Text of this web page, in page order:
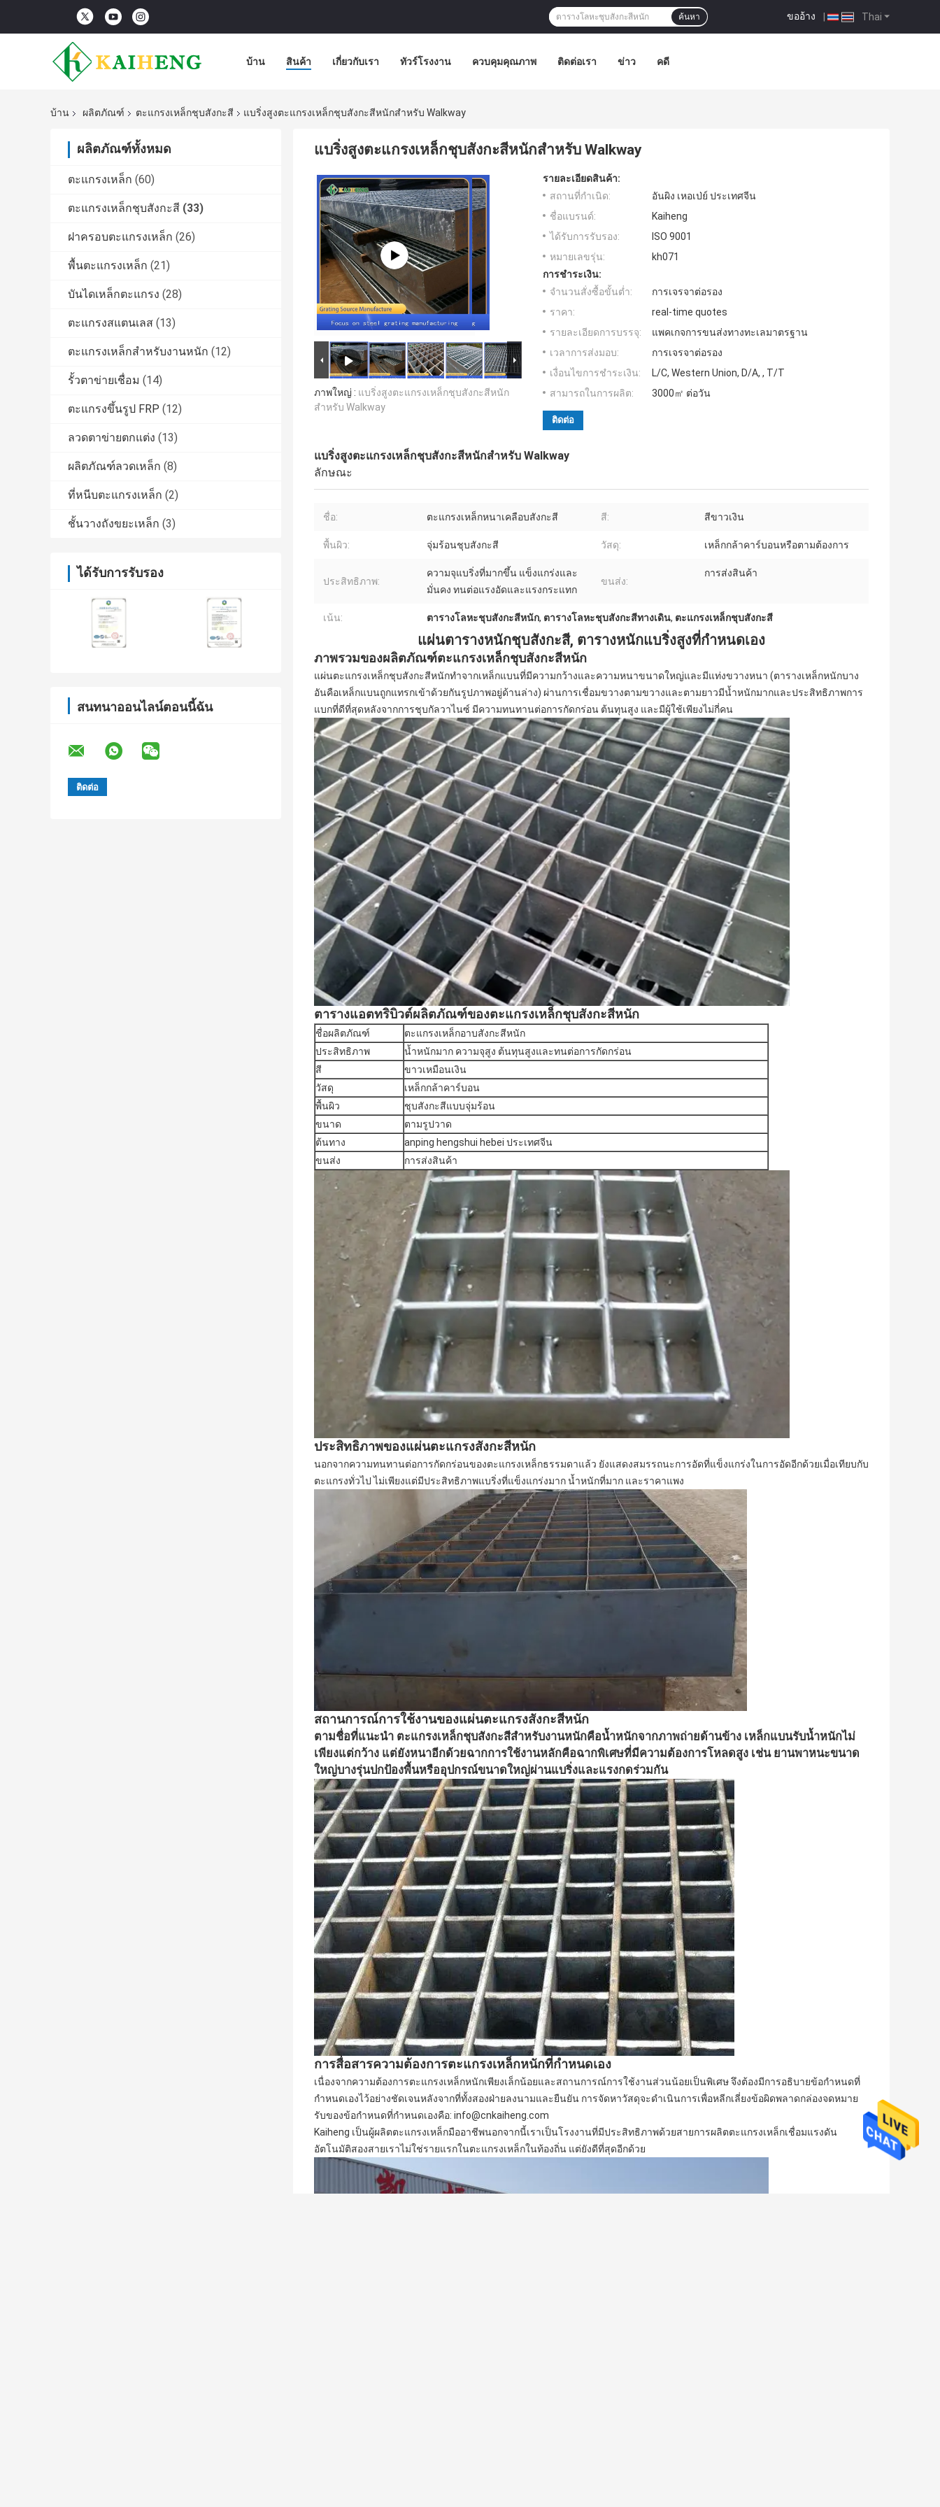
Thai
ขออ้าง |
ค้นหา
บ้าน สินค้า เกี่ยวกับเรา ทัวร์โรงงาน ควบคุมคุณภาพ ติดต่อเรา ข่าว คดี
บ้าน ผลิตภัณฑ์ ตะแกรงเหล็กชุบสังกะสี แบริ่งสูงตะแกรงเหล็กชุบสังกะสีหนักสำหรับ Walkway
ผลิตภัณฑ์ทั้งหมด
ตะแกรงเหล็ก (60)
ตะแกรงเหล็กชุบสังกะสี (33)
ฝาครอบตะแกรงเหล็ก (26)
พื้นตะแกรงเหล็ก (21)
บันไดเหล็กตะแกรง (28)
ตะแกรงสแตนเลส (13)
ตะแกรงเหล็กสำหรับงานหนัก (12)
รั้วตาข่ายเชื่อม (14)
ตะแกรงขึ้นรูป FRP (12)
ลวดตาข่ายตกแต่ง (13)
ผลิตภัณฑ์ลวดเหล็ก (8)
ที่หนีบตะแกรงเหล็ก (2)
ชั้นวางถังขยะเหล็ก (3)
ได้รับการรับรอง
สนทนาออนไลน์ตอนนี้ฉัน
แบริ่งสูงตะแกรงเหล็กชุบสังกะสีหนักสำหรับ Walkway
ภาพใหญ่ : แบริ่งสูงตะแกรงเหล็กชุบสังกะสีหนัก
สำหรับ Walkway
รายละเอียดสินค้า:
สถานที่กำเนิด:
อันผิง เหอเป่ย์ ประเทศจีน
ชื่อแบรนด์:
Kaiheng
ได้รับการรับรอง:
ISO 9001
หมายเลขรุ่น:
kh071
การชำระเงิน:
จำนวนสั่งซื้อขั้นต่ำ:
การเจรจาต่อรอง
ราคา:
real-time quotes
รายละเอียดการบรรจุ:
แพคเกจการขนส่งทางทะเลมาตรฐาน
เวลาการส่งมอบ:
การเจรจาต่อรอง
เงื่อนไขการชำระเงิน:
L/C, Western Union, D/A, , T/T
สามารถในการผลิต:
3000㎡ ต่อวัน
ติดต่อ
แบริ่งสูงตะแกรงเหล็กชุบสังกะสีหนักสำหรับ Walkway
ลักษณะ
ชื่อ: ตะแกรงเหล็กหนาเคลือบสังกะสี สี: สีขาวเงิน
พื้นผิว: จุ่มร้อนชุบสังกะสี วัสดุ: เหล็กกล้าคาร์บอนหรือตามต้องการ
ประสิทธิภาพ:
ความจุแบริ่งที่มากขึ้น แข็งแกร่งและ
มั่นคง ทนต่อแรงอัดและแรงกระแทก
ขนส่ง:
การส่งสินค้า
เน้น: ตารางโลหะชุบสังกะสีหนัก, ตารางโลหะชุบสังกะสีทางเดิน, ตะแกรงเหล็กชุบสังกะสี
แผ่นตารางหนักชุบสังกะสี, ตารางหนักแบริ่งสูงที่กำหนดเอง
ภาพรวมของผลิตภัณฑ์ตะแกรงเหล็กชุบสังกะสีหนัก
แผ่นตะแกรงเหล็กชุบสังกะสีหนักทำจากเหล็กแบนที่มีความกว้างและความหนาขนาดใหญ่และมีแท่งขวางหนา (ตารางเหล็กหนักบาง
อันคือเหล็กแบนถูกแทรกเข้าด้วยกันรูปภาพอยู่ด้านล่าง) ผ่านการเชื่อมขวางตามขวางและตามยาวมีน้ำหนักมากและประสิทธิภาพการ
แบกที่ดีที่สุดหลังจากการชุบกัลวาไนซ์ มีความทนทานต่อการกัดกร่อน ต้นทุนสูง และมีผู้ใช้เพียงไม่กี่คน
ตารางแอตทริบิวต์ผลิตภัณฑ์ของตะแกรงเหล็กชุบสังกะสีหนัก
ชื่อผลิตภัณฑ์
ตะแกรงเหล็กอาบสังกะสีหนัก
ประสิทธิภาพ
น้ำหนักมาก ความจุสูง ต้นทุนสูงและทนต่อการกัดกร่อน
สี
ขาวเหมือนเงิน
วัสดุ
เหล็กกล้าคาร์บอน
พื้นผิว
ชุบสังกะสีแบบจุ่มร้อน
ขนาด
ตามรูปวาด
ต้นทาง
anping hengshui hebei ประเทศจีน
ขนส่ง
การส่งสินค้า
ประสิทธิภาพของแผ่นตะแกรงสังกะสีหนัก
นอกจากความทนทานต่อการกัดกร่อนของตะแกรงเหล็กธรรมดาแล้ว ยังแสดงสมรรถนะการอัดที่แข็งแกร่งในการอัดอีกด้วยเมื่อเทียบกับ
ตะแกรงทั่วไป ไม่เพียงแต่มีประสิทธิภาพแบริ่งที่แข็งแกร่งมาก น้ำหนักที่มาก และราคาแพง
สถานการณ์การใช้งานของแผ่นตะแกรงสังกะสีหนัก
ตามชื่อที่แนะนำ ตะแกรงเหล็กชุบสังกะสีสำหรับงานหนักคือน้ำหนักจากภาพถ่ายด้านข้าง เหล็กแบนรับน้ำหนักไม่
เพียงแต่กว้าง แต่ยังหนาอีกด้วยฉากการใช้งานหลักคือฉากพิเศษที่มีความต้องการโหลดสูง เช่น ยานพาหนะขนาด
ใหญ่บางรุ่นปกป้องพื้นหรืออุปกรณ์ขนาดใหญ่ผ่านแบริ่งและแรงกดร่วมกัน
การสื่อสารความต้องการตะแกรงเหล็กหนักที่กำหนดเอง
เนื่องจากความต้องการตะแกรงเหล็กหนักเพียงเล็กน้อยและสถานการณ์การใช้งานส่วนน้อยเป็นพิเศษ จึงต้องมีการอธิบายข้อกำหนดที่
กำหนดเองไว้อย่างชัดเจนหลังจากที่ทั้งสองฝ่ายลงนามและยืนยัน การจัดหาวัสดุจะดำเนินการเพื่อหลีกเลี่ยงข้อผิดพลาดกล่องจดหมาย
รับของข้อกำหนดที่กำหนดเองคือ: info@cnkaiheng.com
Kaiheng เป็นผู้ผลิตตะแกรงเหล็กมืออาชีพนอกจากนี้เราเป็นโรงงานที่มีประสิทธิภาพด้วยสายการผลิตตะแกรงเหล็กเชื่อมแรงดัน
อัตโนมัติสองสายเราไม่ใช่รายแรกในตะแกรงเหล็กในท้องถิ่น แต่ยังดีที่สุดอีกด้วย